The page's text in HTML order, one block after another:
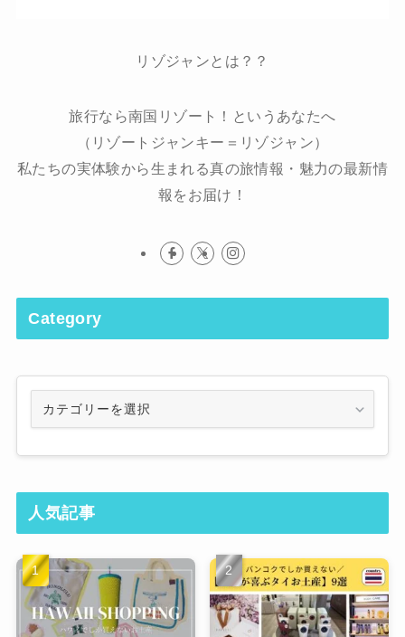
リゾジャンとは？？
旅行なら南国リゾート！というあなたへ
（リゾートジャンキー＝リゾジャン）
私たちの実体験から生まれる真の旅情報・魅力の最新情
報をお届け！
Category
人気記事